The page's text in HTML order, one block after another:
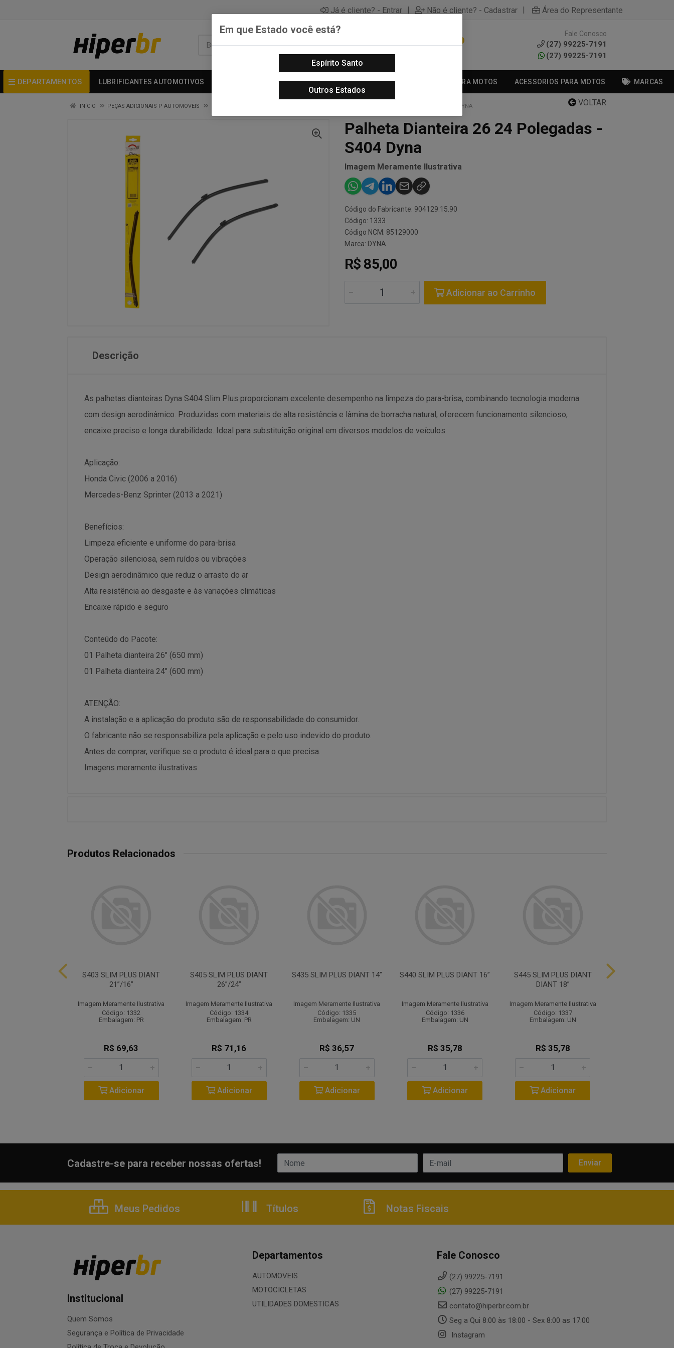
Já é cliente? - Entrar | Não é cliente? - Cadastrar | Área do Representante
Fale Conosco
(27) 99225-7191
(27) 99225-7191
DEPARTAMENTOS LUBRIFICANTES AUTOMOTIVOS PECAS AUTOMOTIVAS LUBRIFICANTES PARA MOTOS PECAS PARA MOTOS ACESSORIOS PARA MOTOS MARCAS
VOLTAR
INÍCIO PEÇAS ADICIONAIS P AUTOMOVEIS PALHETA DIANTEIRA 26 24 POLEGADAS - S404 DYNA
Palheta Dianteira 26 24 Polegadas -
S404 Dyna
Imagem Meramente Ilustrativa
Código do Fabricante: 904129.15.90
Código: 1333
Código NCM: 85129000
Marca: DYNA
R$ 85,00
Adicionar ao Carrinho
Descrição
As palhetas dianteiras Dyna S404 Slim Plus proporcionam excelente desempenho na limpeza do para-brisa, combinando tecnologia moderna
com design aerodinâmico. Produzidas com materiais de alta resistência e lâmina de borracha natural, oferecem funcionamento silencioso,
encaixe preciso e longa durabilidade. Ideal para substituição original em diversos modelos de veículos.
Aplicação:
Honda Civic (2006 a 2016)
Mercedes-Benz Sprinter (2013 a 2021)
Benefícios:
Limpeza eficiente e uniforme do para-brisa
Operação silenciosa, sem ruídos ou vibrações
Design aerodinâmico que reduz o arrasto do ar
Alta resistência ao desgaste e às variações climáticas
Encaixe rápido e seguro
Conteúdo do Pacote:
01 Palheta dianteira 26" (650 mm)
01 Palheta dianteira 24" (600 mm)
ATENÇÃO:
A instalação e a aplicação do produto são de responsabilidade do consumidor.
O fabricante não se responsabiliza pela aplicação e pelo uso indevido do produto.
Antes de comprar, verifique se o produto é ideal para o que precisa.
Imagens meramente ilustrativas
Produtos Relacionados
S403 SLIM PLUS DIANT
21”/16”
Imagem Meramente Ilustrativa
Código: 1332
Embalagem: PR
R$ 69,63
Adicionar
S405 SLIM PLUS DIANT
26”/24”
Imagem Meramente Ilustrativa
Código: 1334
Embalagem: PR
R$ 71,16
Adicionar
S435 SLIM PLUS DIANT 14”
Imagem Meramente Ilustrativa
Código: 1335
Embalagem: UN
R$ 36,57
Adicionar
S440 SLIM PLUS DIANT 16”
Imagem Meramente Ilustrativa
Código: 1336
Embalagem: UN
R$ 35,78
Adicionar
S445 SLIM PLUS DIANT
DIANT 18”
Imagem Meramente Ilustrativa
Código: 1337
Embalagem: UN
R$ 35,78
Adicionar
Cadastre-se para receber nossas ofertas!
Meus Pedidos Títulos Notas Fiscais
Institucional
Quem Somos
Segurança e Política de Privacidade
Departamentos
AUTOMOVEIS
MOTOCICLETAS
UTILIDADES DOMESTICAS
Fale Conosco
(27) 99225-7191
(27) 99225-7191
contato@hiperbr.com.br
Seg a Qui 8:00 às 18:00 - Sex 8:00 as 17:00
Instagram
Em que Estado você está?
Espírito Santo
Outros Estados